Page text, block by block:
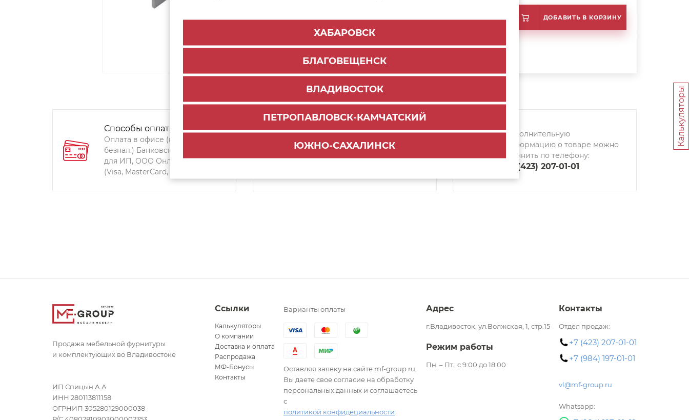
ХАБАРОВСК
БЛАГОВЕЩЕНСК
ВЛАДИВОСТОК
ПЕТРОПАВЛОВСК-КАМЧАТСКИЙ
ЮЖНО-САХАЛИНСК
ДОБАВИТЬ В КОРЗИНУ
Способы оплаты:
Оплата в офисе (наличными,
безнал.) Банковский перевод
для ИП, ООО Онлайн-оплата
(Visa, MasterCard, Мир)
Способы доставки:
По городу:1500 руб.
Самовывоз:ул.Волжская, 1,
Дополнительную
информацию о товаре можно
уточнить по телефону:
+7 (423) 207-01-01
Калькуляторы
Продажа мебельной фурнитуры
и комплектующих во Владивостоке
ИП Спицын А.А
ИНН 280113811158
ОГРНИП 305280129000038
Ссылки
Калькуляторы
О компании
Доставка и оплата
Распродажа
МФ-Бонусы
Контакты
Варианты оплаты
Оставляя заявку на сайте mf-group.ru,
Вы даете свое согласие на обработку
персональных данных и соглашаетесь
с
политикой конфидециальности
Адрес
г.Владивосток, ул.Волжская, 1, стр.15
Режим работы
Пн. – Пт.: с 9:00 до 18:00
Контакты
Отдел продаж:
+7 (423) 207-01-01
+7 (984) 197-01-01
vl@mf-group.ru
Whatsapp: